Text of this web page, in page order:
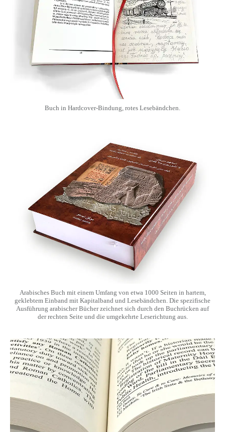
Buch in Hardcover-Bindung, rotes Lesebändchen.
Arabisches Buch mit einem Umfang von etwa 1000 Seiten in hartem,
geklebtem Einband mit Kapitalband und Lesebändchen. Die spezifische
Ausführung arabischer Bücher zeichnet sich durch den Buchrücken auf
der rechten Seite und die umgekehrte Leserichtung aus.